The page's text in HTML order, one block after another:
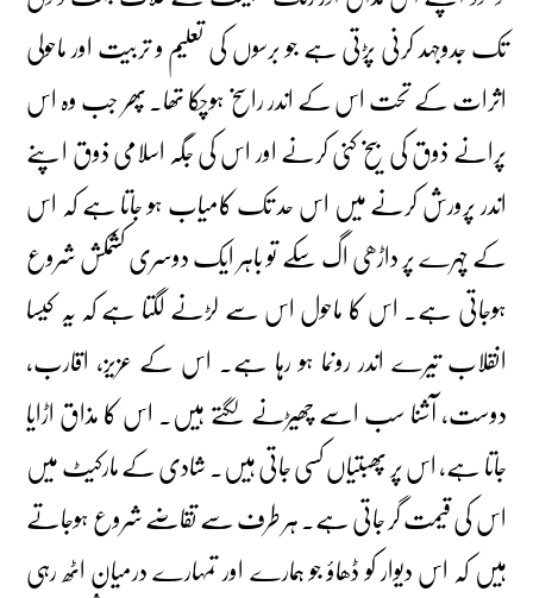
تک جدوجہد کرنی پڑتی ہے جو برسوں کی تعلیم و تربیت اور ماحولی
اثرات کے تحت اس کے اندر راسخ ہوچکا تھا۔ پھر جب وہ اس
پرانے ذوق کی بیخ کنی کرنے اور اس کی جگہ اسلامی ذوق اپنے
اندر پرورش کرنے میں اس حد تک کامیاب ہو جاتا ہے کہ اس
کے چہرے پر داڑھی اگ سکے تو باہر ایک دوسری کشمکش شروع
ہوجاتی ہے۔ اس کا ماحول اس سے لڑنے لگتا ہے کہ یہ کیسا
انقلاب تیرے اندر رونما ہو رہا ہے۔ اس کے عزیز، اقارب،
دوست، آشنا سب اسے چھیڑنے لگتے ہیں۔ اس کا مذاق اڑایا
جاتا ہے، اس پر پھبتیاں کسی جاتی ہیں۔ شادی کے مارکیٹ میں
اس کی قیمت گر جاتی ہے۔ ہر طرف سے تقاضے شروع ہوجاتے
ہیں کہ اس دیوار کو ڈھاؤ جو ہمارے اور تمہارے درمیان اٹھ رہی